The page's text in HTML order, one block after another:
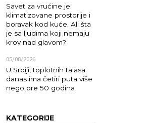
Savet za vrućine je:
klimatizovane prostorije i
boravak kod kuće. Ali šta
je sa ljudima koji nemaju
krov nad glavom?
05/08/2026
U Srbiji, toplotnih talasa
danas ima četiri puta više
nego pre 50 godina
KATEGORIJE